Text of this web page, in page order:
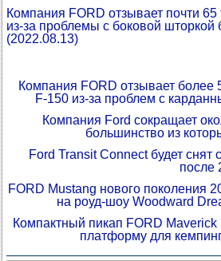
Компания FORD отзывает почти
из-за проблемы с боковой шторкой
(2022.08.13)
Компания FORD отзывает более
F-150 из-за проблем с
Компания Ford сокращает
большинство из
Ford Transit Connect будет
после
FORD Mustang нового поколения
на роуд-шоу Woodward
Компактный пикап FORD
платформу для